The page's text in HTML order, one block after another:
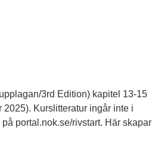
3rd Edition) kapitel 13-15
Kurslitteratur ingår inte i
portal.nok.se/rivstart. Här skapar